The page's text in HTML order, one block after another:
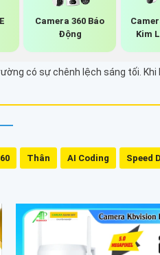
Camera 360 Báo
Động
Kim
có sự chênh lệch sáng tối.
Thân AI Coding Speed